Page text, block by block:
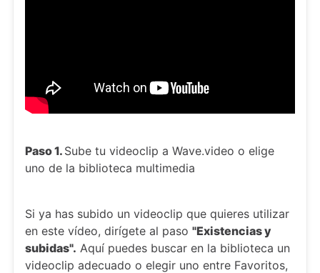
Paso 1. Sube tu videoclip a Wave.video o elige
uno de la biblioteca multimedia
Si ya has subido un videoclip que quieres utilizar
en este vídeo, dirígete al paso "Existencias y
subidas". Aquí puedes buscar en la biblioteca un
videoclip adecuado o elegir uno entre Favoritos,